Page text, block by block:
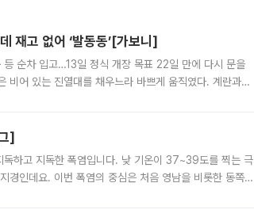
재고 없어 ‘발동동’[가보니]
순차 입고…13일 정식 개장 목표 22일 만에 다시 문을
비어 있는 진열대를 채우느라 바쁘게 움직였다. 계란과
]
독하고 지독한 폭염입니다. 낮 기온이 37~39도를 찍는 극
경인데요. 이번 폭염의 중심은 처음 영남을 비롯한 동쪽